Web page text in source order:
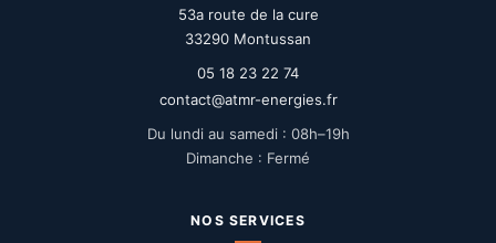
53a route de la cure
33290 Montussan
05 18 23 22 74
contact@atmr-energies.fr
Du lundi au samedi : 08h–19h
Dimanche : Fermé
NOS SERVICES